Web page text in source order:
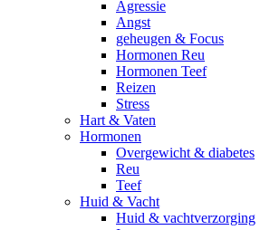
Agressie
Angst
geheugen & Focus
Hormonen Reu
Hormonen Teef
Reizen
Stress
Hart & Vaten
Hormonen
Overgewicht & diabetes
Reu
Teef
Huid & Vacht
Huid & vachtverzorging